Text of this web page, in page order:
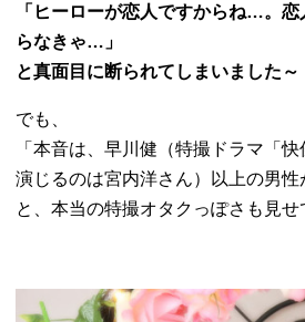
「ヒーローが恋人ですからね…。
らなきゃ…」
と真面目に断られてしまいました～
でも、
「本音は、早川健（特撮ドラマ「快
演じるのは宮内洋さん）以上の男
と、本当の特撮オタクっぽさも見せ